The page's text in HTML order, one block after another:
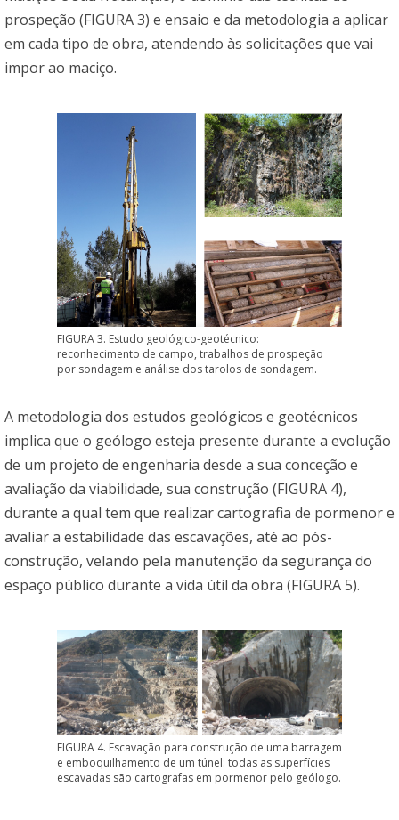
prospeção (FIGURA 3) e ensaio e da metodologia a aplicar
em cada tipo de obra, atendendo às solicitações que vai
impor ao maciço.
FIGURA 3. Estudo geológico-geotécnico:
reconhecimento de campo, trabalhos de prospeção
por sondagem e análise dos tarolos de sondagem.
A metodologia dos estudos geológicos e geotécnicos
implica que o geólogo esteja presente durante a evolução
de um projeto de engenharia desde a sua conceção e
avaliação da viabilidade, sua construção (FIGURA 4),
durante a qual tem que realizar cartografia de pormenor e
avaliar a estabilidade das escavações, até ao pós-
construção, velando pela manutenção da segurança do
espaço público durante a vida útil da obra (FIGURA 5).
FIGURA 4. Escavação para construção de uma barragem
e emboquilhamento de um túnel: todas as superfícies
escavadas são cartografas em pormenor pelo geólogo.